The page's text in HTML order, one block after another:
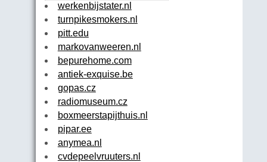
werkenbijstater.nl
turnpikesmokers.nl
pitt.edu
markovanweeren.nl
bepurehome.com
antiek-exquise.be
gopas.cz
radiomuseum.cz
boxmeerstapijthuis.nl
pipar.ee
anymea.nl
cvdepeelvruuters.nl